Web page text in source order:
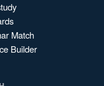
Match
Builder